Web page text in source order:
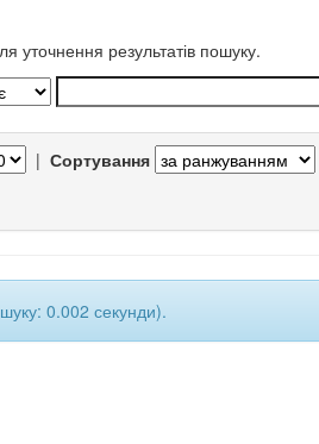
уточнення результатів пошуку.
| Сортування
0.002 секунди).